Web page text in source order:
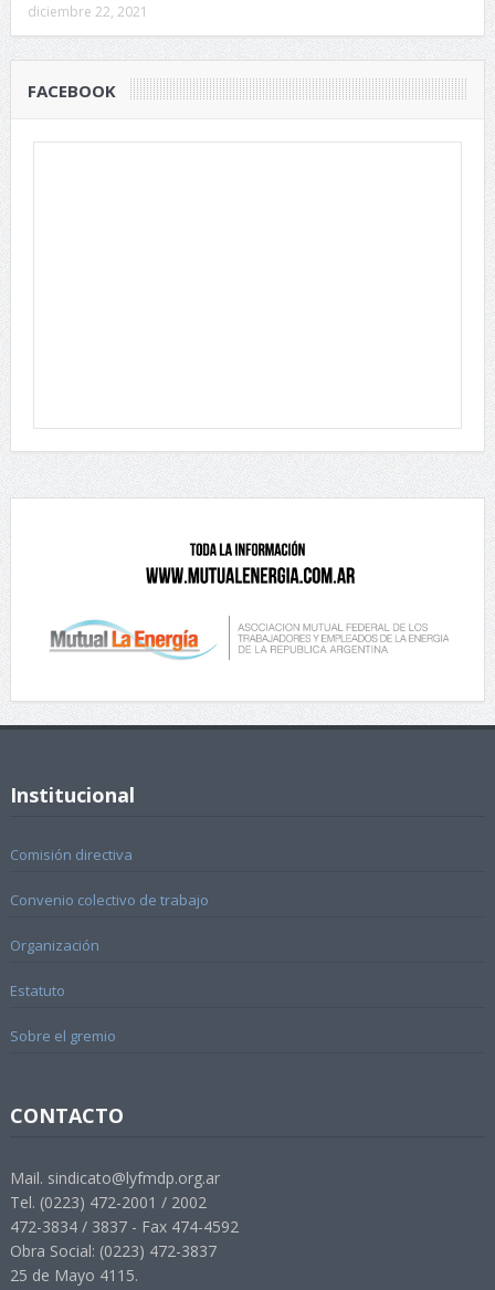
diciembre 22, 2021
FACEBOOK
Institucional
Comisión directiva
Convenio colectivo de trabajo
Organización
Estatuto
Sobre el gremio
CONTACTO
Mail. sindicato@lyfmdp.org.ar
Tel. (0223) 472-2001 / 2002
472-3834 / 3837 - Fax 474-4592
Obra Social: (0223) 472-3837
25 de Mayo 4115.